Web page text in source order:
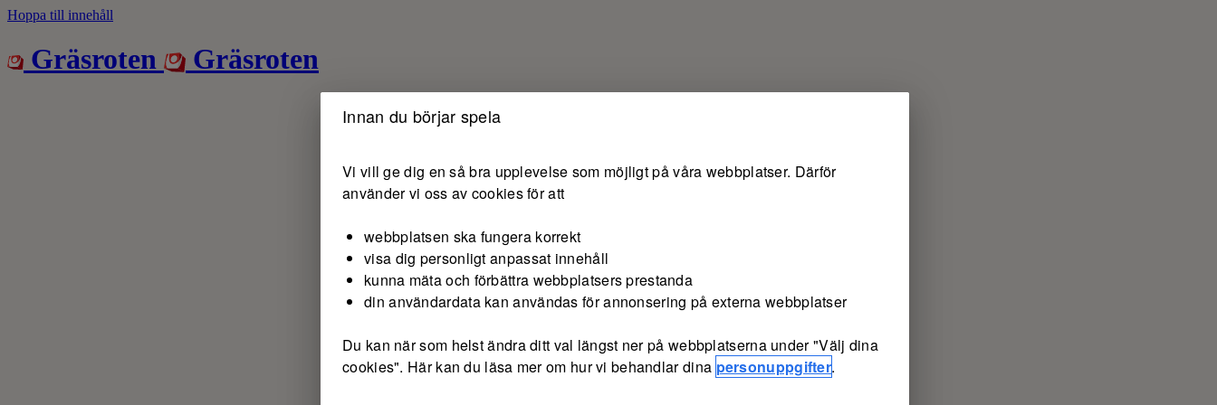
Hoppa till innehåll
Gräsroten Gräsroten
Innan du börjar spela
Vi vill ge dig en så bra upplevelse som möjligt på våra webbplatser. Därför
använder vi oss av cookies för att
webbplatsen ska fungera korrekt
visa dig personligt anpassat innehåll
kunna mäta och förbättra webbplatsers prestanda
din användardata kan användas för annonsering på externa webbplatser
Du kan när som helst ändra ditt val längst ner på webbplatserna under "Välj dina
cookies". Här kan du läsa mer om hur vi behandlar dina personuppgifter.